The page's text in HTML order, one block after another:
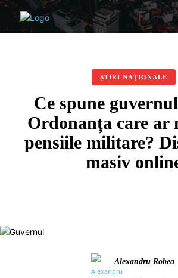
ȘTIRI NAȚIONALE
Ce spune
Ordonanța care ar
pensiile militare?
masiv
Alexandru Robea